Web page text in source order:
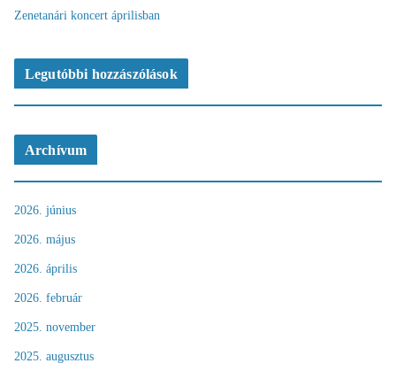
Zenetanári koncert áprilisban
Legutóbbi hozzászólások
Archívum
2026. június
2026. május
2026. április
2026. február
2025. november
2025. augusztus